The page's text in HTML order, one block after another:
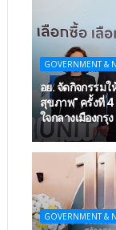
GOVERNMENT &
อย. จัดกิจกรรม
สุขภาพ" ครั้งที่
ใจกลางเมืองกรุง
GOVERNMENT &